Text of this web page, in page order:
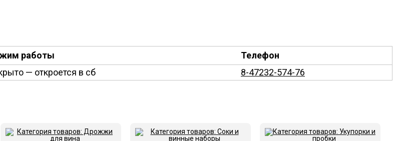
работы
Телефон
— откроется в сб 8-47232-574-76